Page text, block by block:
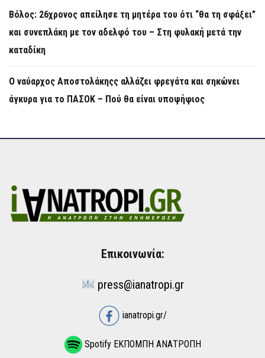
Βόλος: 26χρονος απείλησε τη μητέρα του ότι “θα τη σφάξει”
και συνεπλάκη με τον αδελφό του – Στη φυλακή μετά την
καταδίκη
Ο ναύαρχος Αποστολάκηςς αλλάζει φρεγάτα και σηκώνει
άγκυρα για το ΠΑΣΟΚ – Πού θα είναι υποψήφιος
Επικοινωνία:
press@ianatropi.gr
ianatropi.gr/
Spotify ΕΚΠΟΜΠΗ ΑΝΑΤΡΟΠΗ